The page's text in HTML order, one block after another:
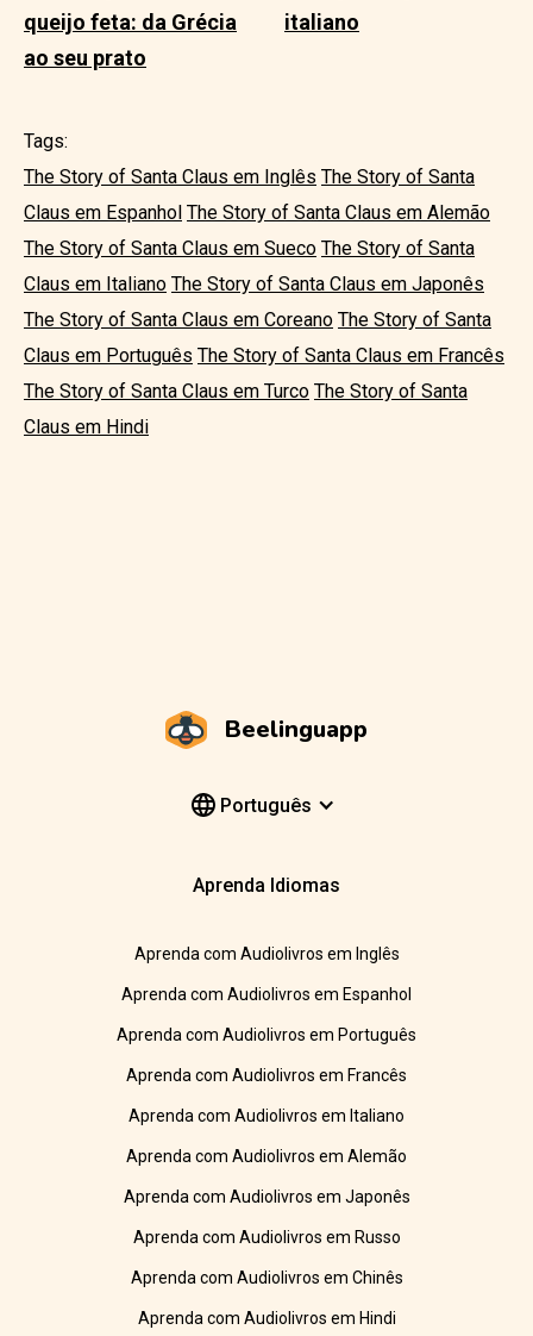
queijo feta: da Grécia
ao seu prato
italiano
Tags:
The Story of Santa Claus em Inglês The Story of Santa
Claus em Espanhol The Story of Santa Claus em Alemão
The Story of Santa Claus em Sueco The Story of Santa
Claus em Italiano The Story of Santa Claus em Japonês
The Story of Santa Claus em Coreano The Story of Santa
Claus em Português The Story of Santa Claus em Francês
The Story of Santa Claus em Turco The Story of Santa
Claus em Hindi
Beelinguapp
Português
Aprenda Idiomas
Aprenda com Audiolivros em Inglês
Aprenda com Audiolivros em Espanhol
Aprenda com Audiolivros em Português
Aprenda com Audiolivros em Francês
Aprenda com Audiolivros em Italiano
Aprenda com Audiolivros em Alemão
Aprenda com Audiolivros em Japonês
Aprenda com Audiolivros em Russo
Aprenda com Audiolivros em Chinês
Aprenda com Audiolivros em Hindi